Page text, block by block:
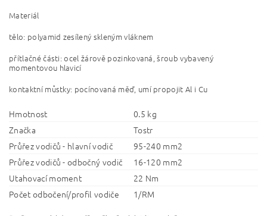
Materiál
tělo: polyamid zesílený skleným vláknem
přítlačné části: ocel žárově pozinkovaná, šroub vybavený
momentovou hlavicí
kontaktní můstky: pocínovaná měď, umí propojit Al i Cu
Hmotnost
0.5 kg
Značka
Tostr
Průřez vodičů - hlavní vodič
95-240 mm2
Průřez vodičů - odbočný vodič
16-120 mm2
Utahovací moment
22 Nm
Počet odbočení/profil vodiče
1/RM